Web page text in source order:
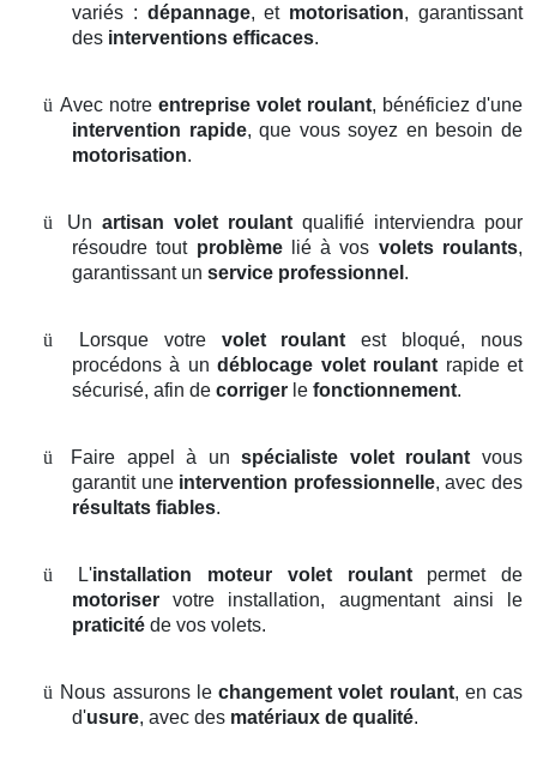
variés : dépannage, et motorisation, garantissant
des interventions efficaces.
ü Avec notre entreprise volet roulant, bénéficiez d'une
intervention rapide, que vous soyez en besoin de
motorisation.
ü Un artisan volet roulantqualifié interviendra pour
résoudre tout problèmelié à vos volets roulants,
garantissant un service professionnel .
ü Lorsque votre volet roulantest bloqué, nous
procédons à undéblocage volet roulantrapide et
sécurisé, afin de corriger le fonctionnement.
ü Faire appel à unspécialiste volet roulantvous
garantit une intervention professionnelle, avec des
résultats fiables.
ü L'installation moteur volet roulantpermet de
motoriser votre installation, augmentant ainsi le
praticité de vos volets.
ü Nous assurons lechangement volet roulant, en cas
d'usure, avec des matériaux de qualité.